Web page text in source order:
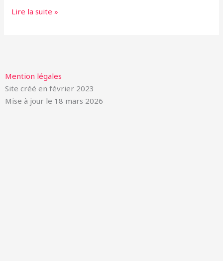
Lire la suite »
Mention légales
Site créé en février 2023
Mise à jour le 18 mars 2026